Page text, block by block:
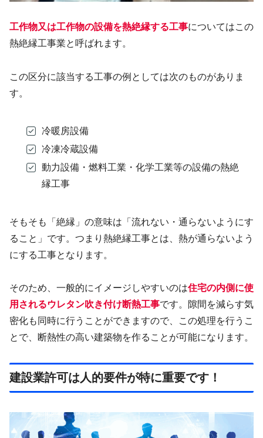
工作物又は工作物の設備を熱絶縁する工事についてはこの
熱絶縁工事業と呼ばれます。
この区分に該当する工事の例としては次のものがありま
す。
冷暖房設備
冷凍冷蔵設備
動力設備・燃料工業・化学工業等の設備の熱絶
縁工事
そもそも「絶縁」の意味は「流れない・通らないようにす
ること」です。つまり熱絶縁工事とは、熱が通らないよう
にする工事となります。
そのため、一般的にイメージしやすいのは住宅の内側に使
用されるウレタン吹き付け断熱工事です。隙間を減らす気
密化も同時に行うことができますので、この処理を行うこ
とで、断熱性の高い建築物を作ることが可能になります。
建設業許可は人的要件が特に重要です！